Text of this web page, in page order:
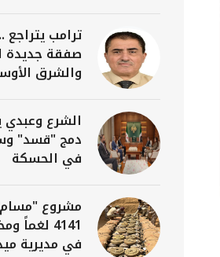
ترامب
صفقة جديدة
والشرق
الشرع وعبدي
دمج "قسد"
في الحسكة
مشروع
4141 لغماً
في مديرية